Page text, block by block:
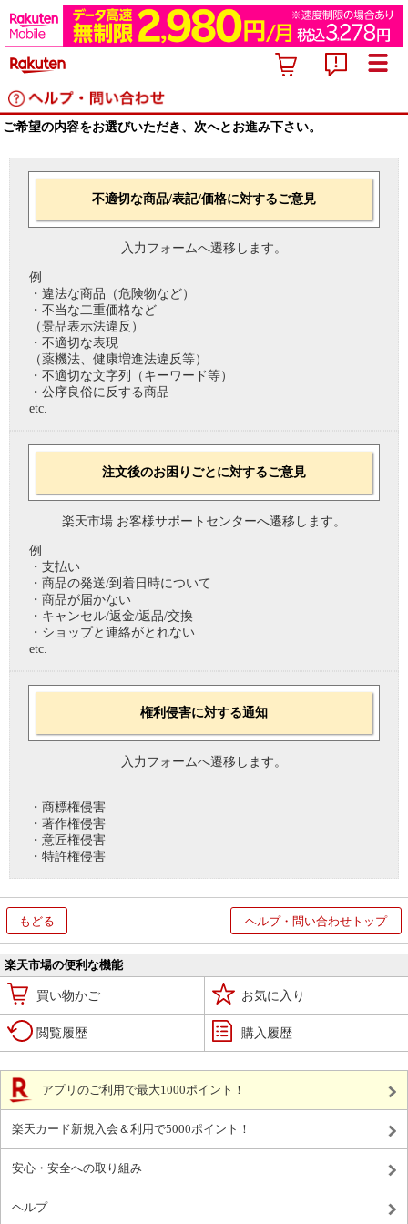
ご希望の内容をお選びいただき、次へとお進み下さい。
不適切な商品/表記/価格に対するご意見
入力フォームへ遷移します。
例
・違法な商品（危険物など）
・不当な二重価格など
（景品表示法違反）
・不適切な表現
（薬機法、健康増進法違反等）
・不適切な文字列（キーワード等）
・公序良俗に反する商品
etc.
注文後のお困りごとに対するご意見
楽天市場 お客様サポートセンターへ遷移します。
例
・支払い
・商品の発送/到着日時について
・商品が届かない
・キャンセル/返金/返品/交換
・ショップと連絡がとれない
etc.
権利侵害に対する通知
入力フォームへ遷移します。
・商標権侵害
・著作権侵害
・意匠権侵害
・特許権侵害
もどる ヘルプ・問い合わせトップ
楽天市場の便利な機能
買い物かご お気に入り
閲覧履歴 購入履歴
アプリのご利用で最大1000ポイント！
楽天カード新規入会＆利用で5000ポイント！
安心・安全への取り組み
ヘルプ